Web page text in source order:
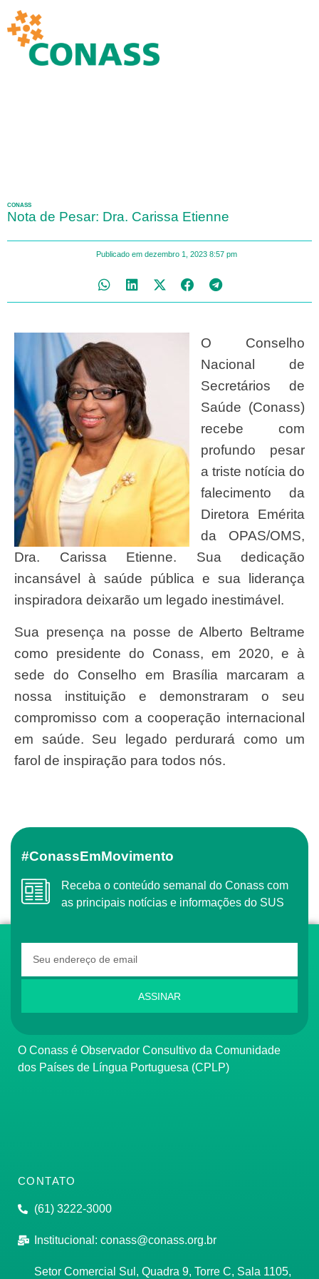
CONASS
Nota de Pesar: Dra. Carissa Etienne
Publicado em dezembro 1, 2023 8:57 pm
O Conselho
Nacional de
Secretários de
Saúde (Conass)
recebe com
profundo pesar
a triste notícia do
falecimento da
Diretora Emérita
da OPAS/OMS,
Dra. Carissa Etienne. Sua dedicação
incansável à saúde pública e sua liderança
inspiradora deixarão um legado inestimável.
Sua presença na posse de Alberto Beltrame
como presidente do Conass, em 2020, e à
sede do Conselho em Brasília marcaram a
nossa instituição e demonstraram o seu
compromisso com a cooperação internacional
em saúde. Seu legado perdurará como um
farol de inspiração para todos nós.
#ConassEmMovimento
Receba o conteúdo semanal do Conass com
as principais notícias e informações do SUS
ASSINAR
O Conass é Observador Consultivo da Comunidade
dos Países de Língua Portuguesa (CPLP)
CONTATO
(61) 3222-3000
Institucional: conass@conass.org.br
Setor Comercial Sul, Quadra 9, Torre C, Sala 1105,